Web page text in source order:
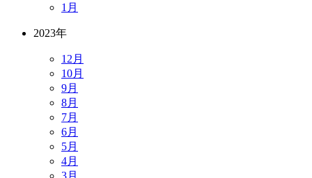
1月
2023年
12月
10月
9月
8月
7月
6月
5月
4月